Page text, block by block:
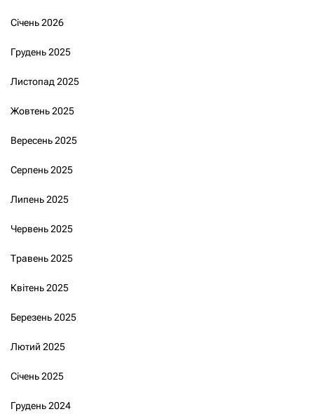
Січень 2026
Грудень 2025
Листопад 2025
Жовтень 2025
Вересень 2025
Серпень 2025
Липень 2025
Червень 2025
Травень 2025
Квітень 2025
Березень 2025
Лютий 2025
Січень 2025
Грудень 2024